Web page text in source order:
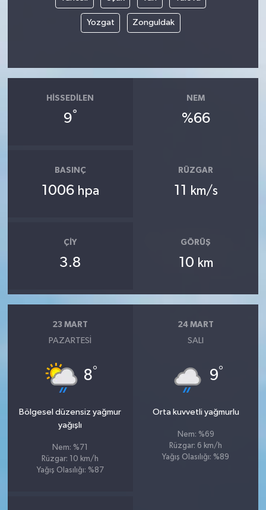
Yozgat Zonguldak
HISSEDILEN
9°
NEM
%66
BASINÇ
1006 hpa
RÜZGAR
11 km/s
ÇIY
3.8
GÖRÜŞ
10 km
23 MART
PAZARTESI
8°
Bölgesel düzensiz yağmur
yağışlı
Nem: %71
Rüzgar: 10 km/h
Yağış Olasılığı: %87
24 MART
SALI
9°
Orta kuvvetli yağmurlu
Nem: %69
Rüzgar: 6 km/h
Yağış Olasılığı: %89